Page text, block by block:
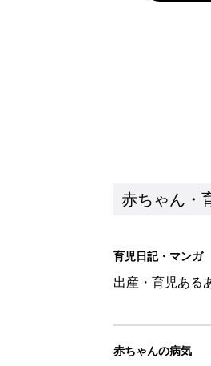
赤ちゃん・
育児日記・マンガ
出産・育児ある
赤ちゃんの病気